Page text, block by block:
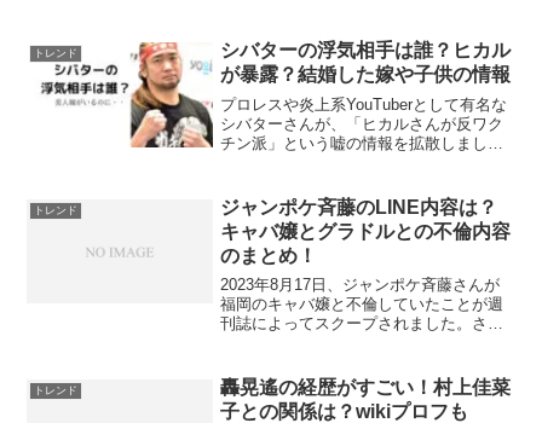
話題になっています。今回は、・渡辺麻
友さんと木下ほ...
トレンド
シバターの浮気相手は誰？ヒカル
が暴露？結婚した嫁や子供の情報
プロレスや炎上系YouTuberとして有名な
シバターさんが、「ヒカルさんが反ワク
チン派」という嘘の情報を拡散しまし
開始し、「シバターの浮気相手をバラ
す」ということで話題...
トレンド
ジャンポケ斉藤のLINE内容は？
キャバ嬢とグラドルとの不倫内容
のまとめ！
2023年8月17日、ジャンポケ斉藤さんが
福岡のキャバ嬢と不倫していたことが週
刊誌によってスクープされました。さら
斉藤さんと不倫相手のLINE内容が気にな
りますよ...
トレンド
轟晃遙の経歴がすごい！村上佳菜
子との関係は？wikiプロフも